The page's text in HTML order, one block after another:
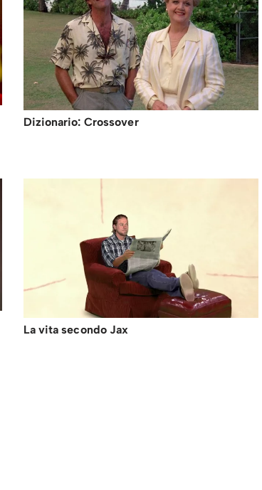
Dizionario: Crossover
La vita secondo Jax